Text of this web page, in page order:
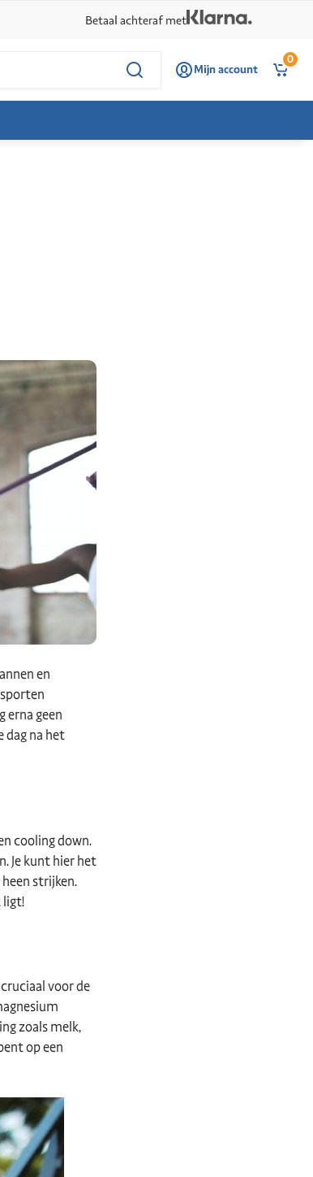
Betaal achteraf met
Mijn account
0
en
erna geen
dag na het
cooling down.
Je kunt hier het
strijken.
ligt!
voor de
zoals melk,
op een